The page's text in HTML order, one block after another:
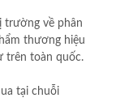
trường về phân
thương hiệu
trên toàn quốc.
tại chuỗi